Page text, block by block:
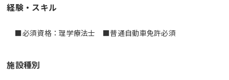
経験・スキル
■必須資格：理学療法士 ■普通自動車免許必須
施設種別